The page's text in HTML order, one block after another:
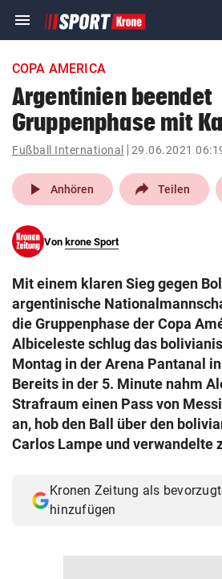
menu Navigation
ein-/ausklappen
account_circle Anmelden
pin_drop
Wien
search
eingeben
© Krone Multimedia GmbH & Co KG
Muthgasse 2, 1190 Wien
COPA AMERICA
Argentinien beendet
Gruppenphase mit
Fußball International 29.06.2021
play_arrow Anhören Teilen
Von krone Sport
Mit einem klaren Sieg gegen
argentinische
die Gruppenphase der Copa
Albiceleste schlug das
Montag in der Arena Pantanal
Bereits in der 5. Minute nahm
Strafraum einen Pass von
an, hob den Ball über den
Carlos Lampe und verwandelte
Kronen Zeitung als
hinzufügen